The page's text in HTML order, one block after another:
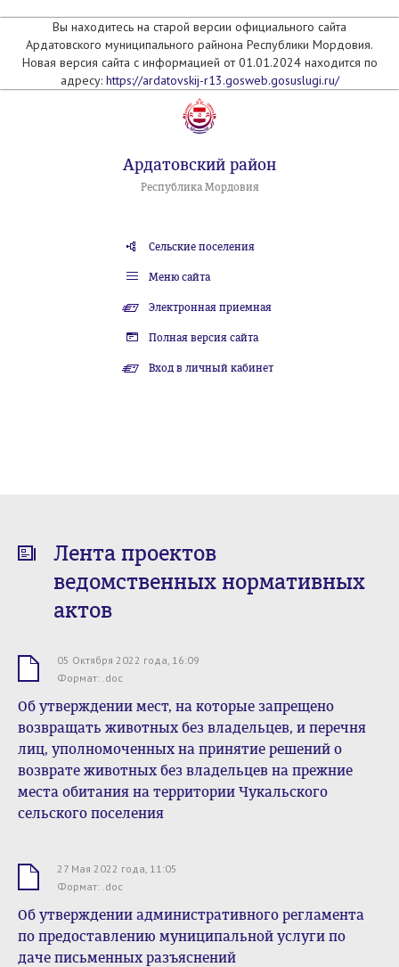
Вы находитесь на старой версии официального сайта
Ардатовского муниципального райнона Республики Мордовия.
Новая версия сайта с информацией от 01.01.2024 находится по
адресу: https://ardatovskij-r13.gosweb.gosuslugi.ru/
Ардатовский район
Республика Мордовия
Сельские поселения
Меню сайта
Электронная приемная
Полная версия сайта
Вход в личный кабинет
Лента проектов
ведомственных нормативных
актов
05 Октября 2022 года, 16:09
Формат: .doc
Об утверждении мест, на которые запрещено
возвращать животных без владельцев, и перечня
лиц, уполномоченных на принятие решений о
возврате животных без владельцев на прежние
места обитания на территории Чукальского
сельского поселения
27 Мая 2022 года, 11:05
Формат: .doc
Об утверждении административного регламента
по предоставлению муниципальной услуги по
даче письменных разъяснений